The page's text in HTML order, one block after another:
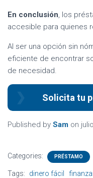
En conclusión, los
accesible para quienes
Al ser una opción sin
eficiente de encontrar
de necesidad.
Solicita tu
Published by Sam on
Categories: PRÉSTAMO
Tags: dinero fácil